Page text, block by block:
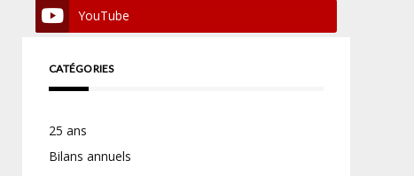
YouTube
CATÉGORIES
25 ans
Bilans annuels